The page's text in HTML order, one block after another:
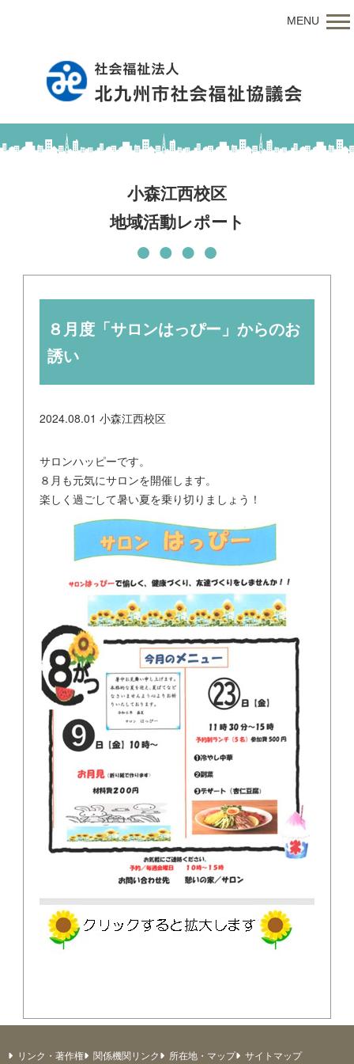
MENU
小森江西校区
地域活動レポート
８月度「サロンはっぴー」からのお
誘い
2024.08.01 小森江西校区
サロンハッピーです。
８月も元気にサロンを開催します。
楽しく過ごして暑い夏を乗り切りましょう！
リンク・著作権 関係機関リンク 所在地・マップ サイトマップ